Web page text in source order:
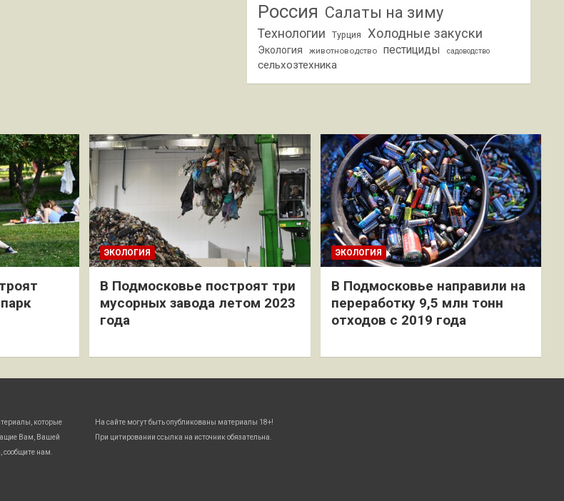
Россия Салаты на зиму
Технологии Турция Холодные закуски
Экология животноводство пестициды садоводство
сельхозтехника
ЭКОЛОГИЯ
В Подмосковье построят три
мусорных завода летом 2023
года
ЭКОЛОГИЯ
В Подмосковье направили на
переработку 9,5 млн тонн
отходов с 2019 года
которые
Вам, Вашей
нам.
На сайте могут быть опубликованы материалы 18+!
При цитировании ссылка на источник обязательна.